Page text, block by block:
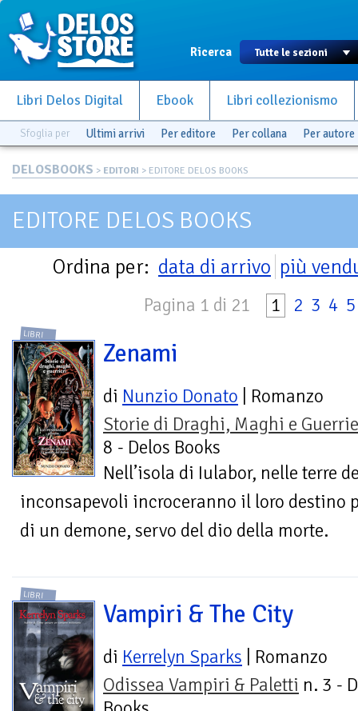
Ricerca
Libri Delos Digital Ebook Libri collezionismo
Sfoglia per Ultimi arrivi Per editore Per collana Per autore
DELOSBOOKS > EDITORI > EDITORE DELOS BOOKS
EDITORE DELOS BOOKS
Ordina per: data di arrivo più
Pagina 1 di 21 1 2 3 4 5
LIBRI
Zenami
di Nunzio Donato | Romanzo
Storie di Draghi, Maghi e
8 - Delos Books
Nell’isola di Iulabor, nelle terre
inconsapevoli incroceranno il loro destino
di un demone, servo del dio della morte.
LIBRI
Vampiri & The City
di Kerrelyn Sparks | Romanzo
Odissea Vampiri & Paletti n. 3 -